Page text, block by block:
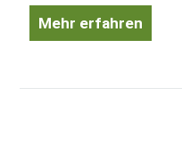
Mehr erfahren